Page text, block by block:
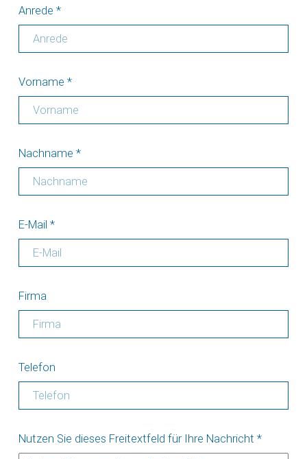
Anrede *
Vorname *
Nachname *
E-Mail *
Firma
Telefon
Nutzen Sie dieses Freitextfeld für Ihre Nachricht *